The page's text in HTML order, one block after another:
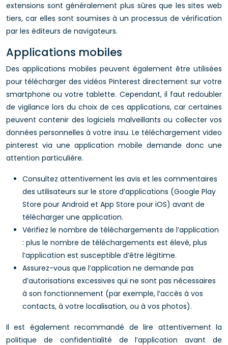
extensions sont généralement plus sûres que les sites web
tiers, car elles sont soumises à un processus de vérification
par les éditeurs de navigateurs.
Applications mobiles
Des applications mobiles peuvent également être utilisées
pour télécharger des vidéos Pinterest directement sur votre
smartphone ou votre tablette. Cependant, il faut redoubler
de vigilance lors du choix de ces applications, car certaines
peuvent contenir des logiciels malveillants ou collecter vos
données personnelles à votre insu. Le téléchargement video
pinterest via une application mobile demande donc une
attention particulière.
Consultez attentivement les avis et les commentaires
des utilisateurs sur le store d’applications (Google Play
Store pour Android et App Store pour iOS) avant de
télécharger une application.
Vérifiez le nombre de téléchargements de l’application
: plus le nombre de téléchargements est élevé, plus
l’application est susceptible d’être légitime.
Assurez-vous que l’application ne demande pas
d’autorisations excessives qui ne sont pas nécessaires
à son fonctionnement (par exemple, l’accès à vos
contacts, à votre localisation, ou à vos photos).
Il est également recommandé de lire attentivement la
politique de confidentialité de l’application avant de